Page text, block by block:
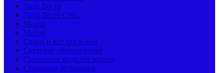
Лада Веста
Лада Веста CNG
Мозги
Мотор
Салон и все что в нем
Световое оборудование
Сравнение моделей машин
Страницы механиков